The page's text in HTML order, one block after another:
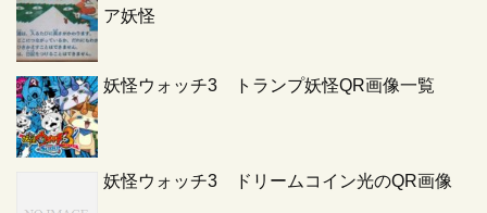
ア妖怪
妖怪ウォッチ3 トランプ妖怪QR画像一覧
妖怪ウォッチ3 ドリームコイン光のQR画像